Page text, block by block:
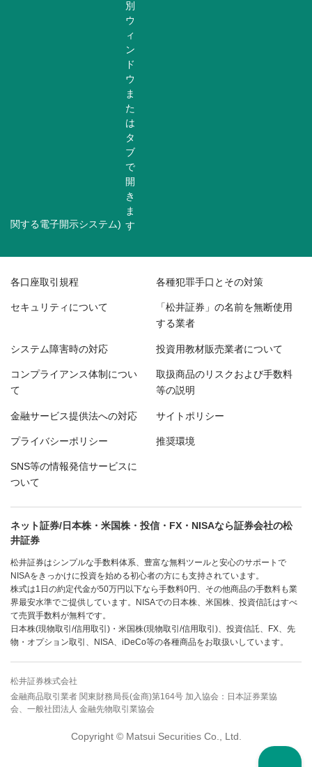
関する電子開示システム)
各口座取引規程 各種犯罪手口とその対策
セキュリティについて 「松井証券」の名前を無断使用
する業者
システム障害時の対応 投資用教材販売業者について
コンプライアンス体制につい
て
取扱商品のリスクおよび手数料
等の説明
金融サービス提供法への対応 サイトポリシー
プライバシーポリシー 推奨環境
SNS等の情報発信サービスに
ついて
ネット証券/日本株・米国株・投信・FX・NISAなら証券会社の松
井証券
松井証券はシンプルな手数料体系、豊富な無料ツールと安心のサポートで
NISAをきっかけに投資を始める初心者の方にも支持されています。
株式は1日の約定代金が50万円以下なら手数料0円、その他商品の手数料も業
界最安水準でご提供しています。NISAでの日本株、米国株、投資信託はすべ
て売買手数料が無料です。
日本株(現物取引/信用取引)・米国株(現物取引/信用取引)、投資信託、FX、先
物・オプション取引、NISA、iDeCo等の各種商品をお取扱いしています。
松井証券株式会社
金融商品取引業者 関東財務局長(金商)第164号 加入協会：日本証券業協
会、一般社団法人 金融先物取引業協会
Copyright © Matsui Securities Co., Ltd.